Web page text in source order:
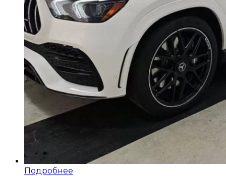
Подробнее